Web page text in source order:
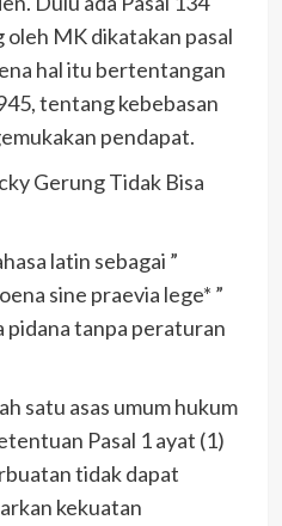
MK dikatakan pasal
hal itu bertentangan
tentang kebebasan
pendapat.
Gerung Tidak Bisa
latin sebagai ”
sine praevia lege* ”
pidana tanpa peraturan
satu asas umum hukum
Pasal 1 ayat (1)
tidak dapat
kekuatan